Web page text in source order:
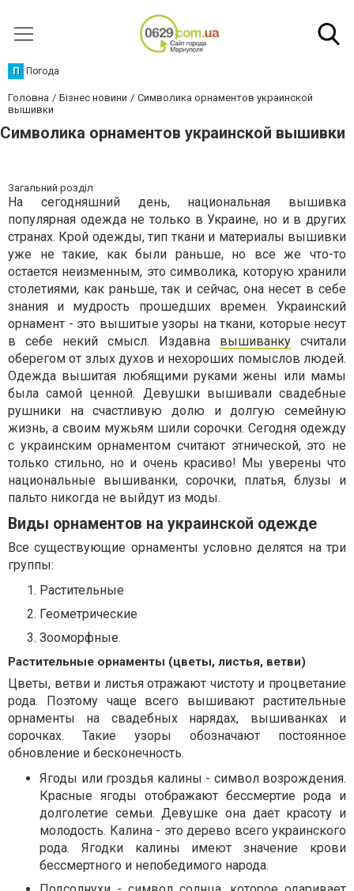
П Погода
Головна Бізнес новини
Символика орнаментов украинской
вышивки
Символика орнаментов украинской вышивки
Загальний розділ
На сегодняшний день, национальная вышивка
популярная одежда не только в Украине, но и в других
странах. Крой одежды, тип ткани и материалы вышивки
уже не такие, как были раньше, но все же что-то
остается неизменным, это символика, которую хранили
столетиями, как раньше, так и сейчас, она несет в себе
знания и мудрость прошедших времен. Украинский
орнамент - это вышитые узоры на ткани, которые несут
в себе некий смысл. Издавна вышиванку считали
оберегом от злых духов и нехороших помыслов людей.
Одежда вышитая любящими руками жены или мамы
была самой ценной. Девушки вышивали свадебные
рушники на счастливую долю и долгую семейную
жизнь, а своим мужьям шили сорочки. Сегодня одежду
с украинским орнаментом считают этнической, это не
только стильно, но и очень красиво! Мы уверены что
национальные вышиванки, сорочки, платья, блузы и
пальто никогда не выйдут из моды.
Виды орнаментов на украинской одежде
Все существующие орнаменты условно делятся на три
группы:
Растительные
Геометрические
Зооморфные.
Растительные орнаменты (цветы, листья, ветви)
Цветы, ветви и листья отражают чистоту и процветание
рода. Поэтому чаще всего вышивают растительные
орнаменты на свадебных нарядах, вышиванках и
сорочках. Такие узоры обозначают постоянное
обновление и бесконечность.
Ягоды или гроздья калины - символ возрождения.
Красные ягоды отображают бессмертие рода и
долголетие семьи. Девушке она дает красоту и
молодость. Калина - это дерево всего украинского
рода. Ягодки калины имеют значение крови
бессмертного и непобедимого народа.